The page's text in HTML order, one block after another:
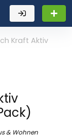
Kraft Aktiv
& Wohnen